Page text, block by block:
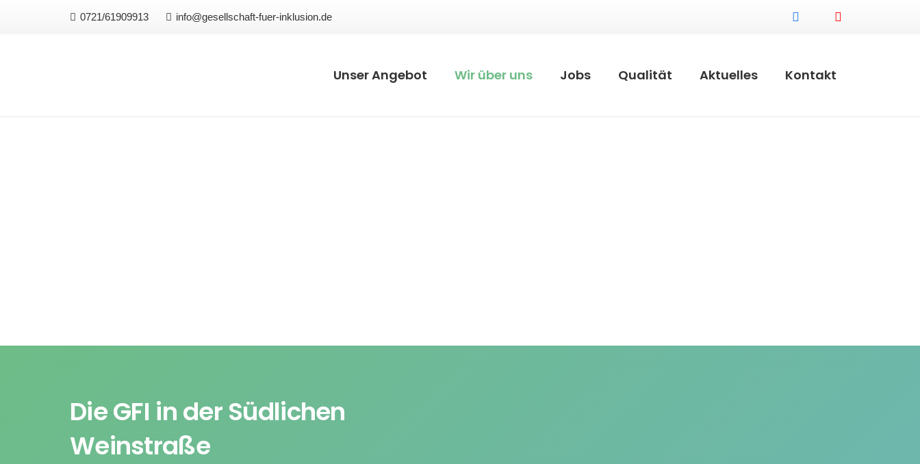
0721/61909913 info@gesellschaft-fuer-inklusion.de
Unser Angebot Wir über uns Jobs Qualität Aktuelles Kontakt
Die GFI in der Südlichen
Weinstraße